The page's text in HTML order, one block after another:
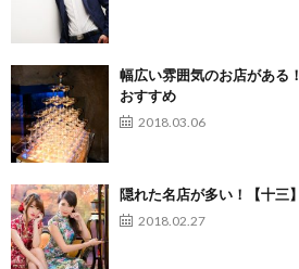
幅広い雰囲気のお店がある
おすすめ
2018.03.06
隠れた名店が多い！【十三
2018.02.27